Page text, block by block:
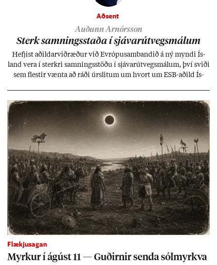
Aðsent
Auðunn Arnórsson
Sterk samn­ings­staða í sjáv­ar­út­vegs­mál­um
Hefj­ist að­ild­ar­við­ræð­ur við Evr­ópu­sam­band­ið á ný myndi Ís­
land vera í sterkri samn­ings­stöðu í sjáv­ar­út­vegs­mál­um, því sviði
sem flest­ir vænta að ráði úr­slit­um um hvort um ESB-að­ild Ís­
kerfi, en sveigj­an­leiki til lausna er um­tals­verð­ur.
Flækjusagan
Myrk­ur í ág­úst 11 — Guð­irn­ir senda sól­myrkva